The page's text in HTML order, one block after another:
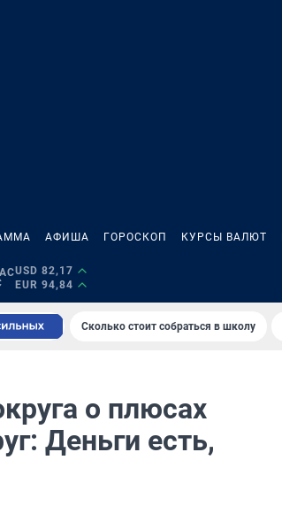
АФИША ГОРОСКОП КУРСЫ ВАЛЮТ
USD 82,17
EUR 94,84
Сколько стоит собраться в школу
о плюсах
Деньги есть,